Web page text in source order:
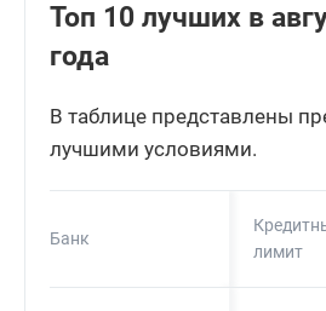
Топ 10 лучших в
года
В таблице представлены
лучшими условиями.
Банк
лимит